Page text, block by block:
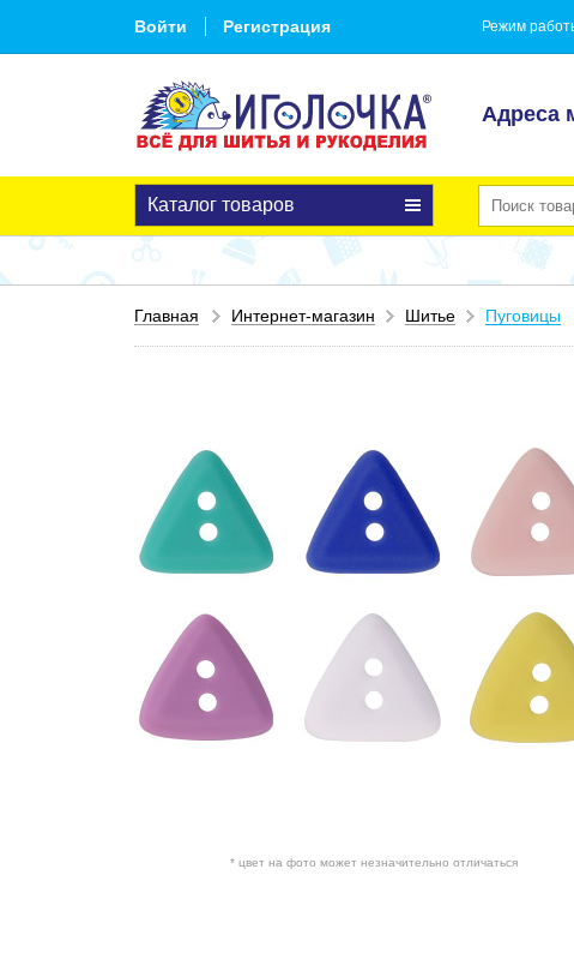
Войти Регистрация Режим
Адреса
Каталог товаров
Главная Интернет-магазин Шитье Пуговицы
* цвет на фото может незначительно отличаться